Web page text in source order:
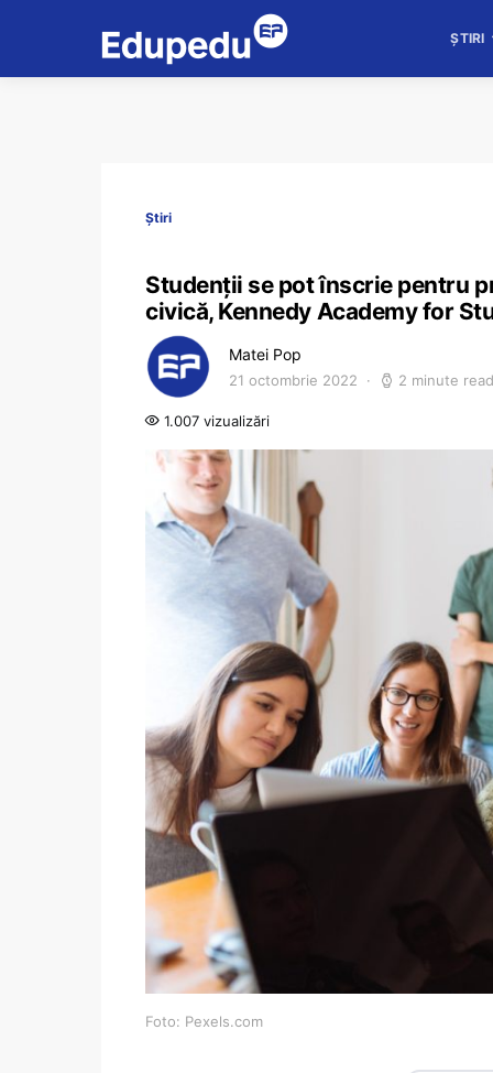
ȘTIRI
Știri
Studenții se pot înscrie pentru
civică, Kennedy Academy for
Matei Pop
21 octombrie 2022 2 minute read
1.007 vizualizări
Foto: Pexels.com